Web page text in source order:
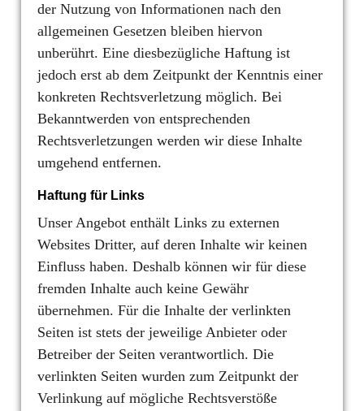
der Nutzung von Informationen nach den
allgemeinen Gesetzen bleiben hiervon
unberührt. Eine diesbezügliche Haftung ist
jedoch erst ab dem Zeitpunkt der Kenntnis einer
konkreten Rechtsverletzung möglich. Bei
Bekanntwerden von entsprechenden
Rechtsverletzungen werden wir diese Inhalte
umgehend entfernen.
Haftung für Links
Unser Angebot enthält Links zu externen
Websites Dritter, auf deren Inhalte wir keinen
Einfluss haben. Deshalb können wir für diese
fremden Inhalte auch keine Gewähr
übernehmen. Für die Inhalte der verlinkten
Seiten ist stets der jeweilige Anbieter oder
Betreiber der Seiten verantwortlich. Die
verlinkten Seiten wurden zum Zeitpunkt der
Verlinkung auf mögliche Rechtsverstöße